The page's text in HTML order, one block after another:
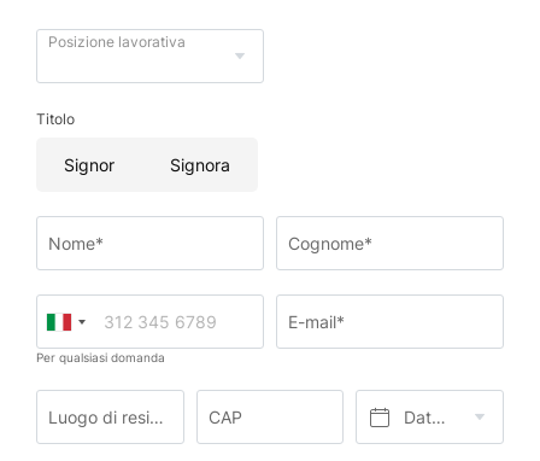
Posizione lavorativa
Titolo
Signor Signora
Nome* Cognome*
Per qualsiasi domanda
E-mail*
Luogo di residenza* CAP Data di nascita*